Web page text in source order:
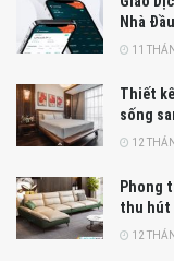
Nhà
11
Thiết
sống
12
Phong
thu hút
12